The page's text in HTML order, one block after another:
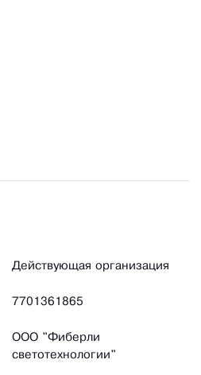
Действующая организация
7701361865
ООО "Фиберли
светотехнологии"